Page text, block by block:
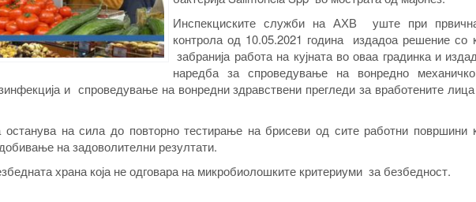
Инспекциските служби на АХВ уште при
контрола од 10.05.2021 година издадоа решение со
забранија работа на кујната во оваа градинка и
наредба за спроведување на вонредно
и спроведување на вонредни здравствени прегледи за вработените
останува на сила до повторно тестирање на брисеви од сите работни површини
на задоволителни резултати.
храна која не одговара на микробиолошките критериуми за безбедност.